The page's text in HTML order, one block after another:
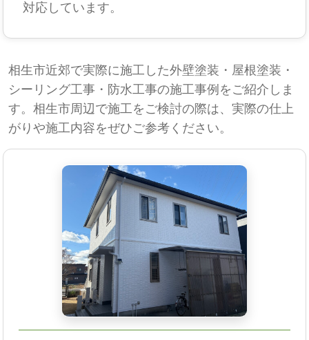
対応しています。
相生市近郊で実際に施工した外壁塗装・屋根塗装・
シーリング工事・防水工事の施工事例をご紹介しま
す。相生市周辺で施工をご検討の際は、実際の仕上
がりや施工内容をぜひご参考ください。